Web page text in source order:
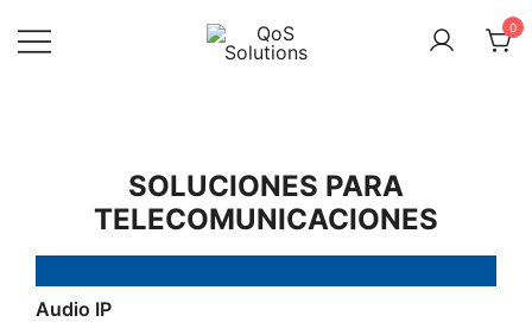
0
SOLUCIONES PARA
TELECOMUNICACIONES
Audio IP